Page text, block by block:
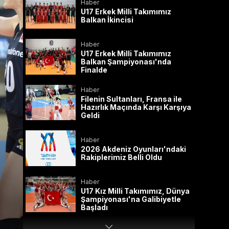
Haber
U17 Erkek Milli Takımımız
Balkan İkincisi
Haber
U17 Erkek Milli Takımımız
Balkan Şampiyonası'nda
Finalde
Haber
Filenin Sultanları, Fransa ile
Hazırlık Maçında Karşı Karşıya
Geldi
Haber
2026 Akdeniz Oyunları'ndaki
Rakiplerimiz Belli Oldu
Haber
U17 Kız Milli Takımımız, Dünya
Şampiyonası'na Galibiyetle
Başladı